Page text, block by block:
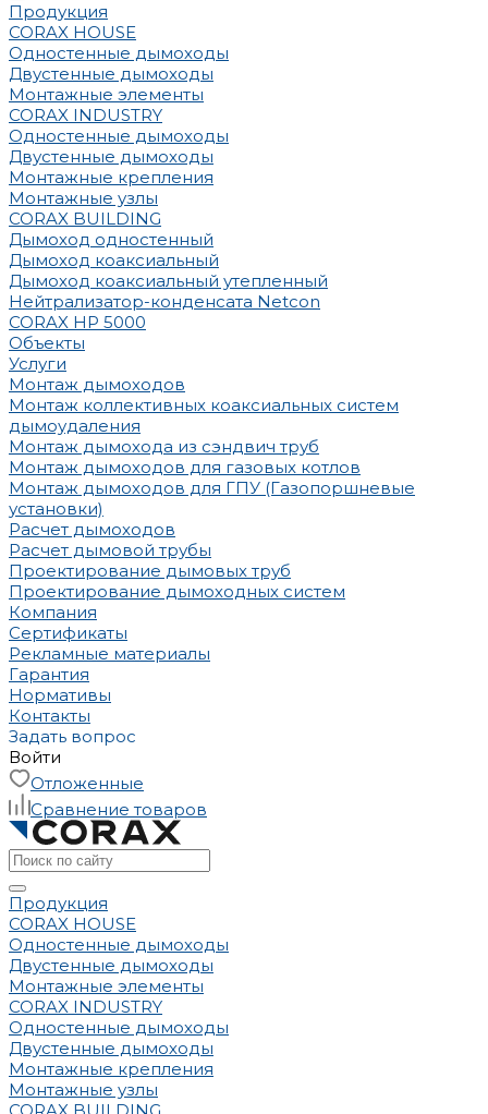
Продукция
CORAX HOUSE
Одностенные дымоходы
Двустенные дымоходы
Монтажные элементы
CORAX INDUSTRY
Одностенные дымоходы
Двустенные дымоходы
Монтажные крепления
Монтажные узлы
CORAX BUILDING
Дымоход одностенный
Дымоход коаксиальный
Дымоход коаксиальный утепленный
Нейтрализатор-конденсата Netcon
CORAX HP 5000
Объекты
Услуги
Монтаж дымоходов
Монтаж коллективных коаксиальных систем
дымоудаления
Монтаж дымохода из сэндвич труб
Монтаж дымоходов для газовых котлов
Монтаж дымоходов для ГПУ (Газопоршневые
установки)
Расчет дымоходов
Расчет дымовой трубы
Проектирование дымовых труб
Проектирование дымоходных систем
Компания
Сертификаты
Рекламные материалы
Гарантия
Нормативы
Контакты
Задать вопрос
Войти
Отложенные
Сравнение товаров
Продукция
CORAX HOUSE
Одностенные дымоходы
Двустенные дымоходы
Монтажные элементы
CORAX INDUSTRY
Одностенные дымоходы
Двустенные дымоходы
Монтажные крепления
Монтажные узлы